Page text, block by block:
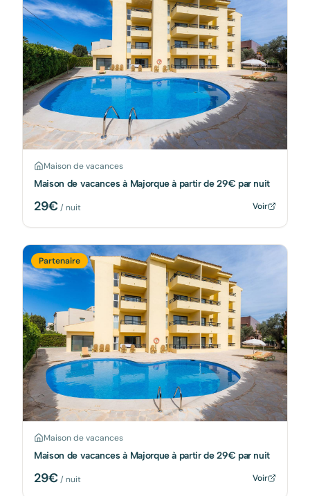
Maison de vacances
Maison de vacances à Majorque à partir de 29€ par nuit
29€/ nuit Voir
Partenaire
Maison de vacances
Maison de vacances à Majorque à partir de 29€ par nuit
29€/ nuit Voir